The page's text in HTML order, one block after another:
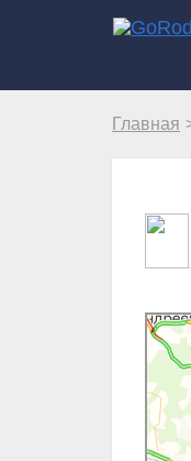
Главная